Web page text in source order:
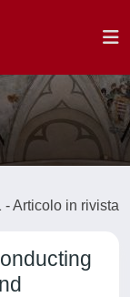
- Articolo in rivista